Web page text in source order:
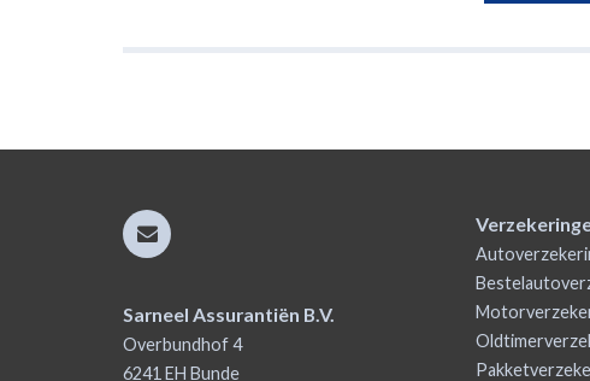
Sarneel Assurantiën B.V.
Overbundhof 4
6241 EH Bunde